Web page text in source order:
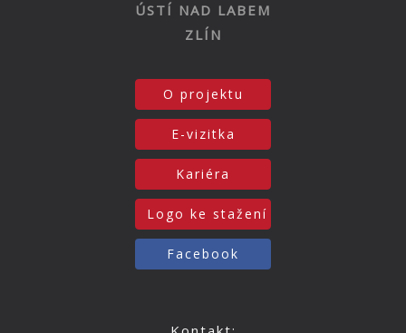
ÚSTÍ NAD LABEM
ZLÍN
O projektu
E-vizitka
Kariéra
Logo ke stažení
Facebook